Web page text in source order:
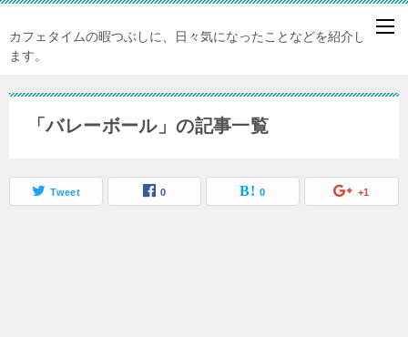
カフェタイムの暇つぶしに、日々気になったことなどを紹介してい
ます。
「バレーボール」の記事一覧
Tweet 0 0 +1